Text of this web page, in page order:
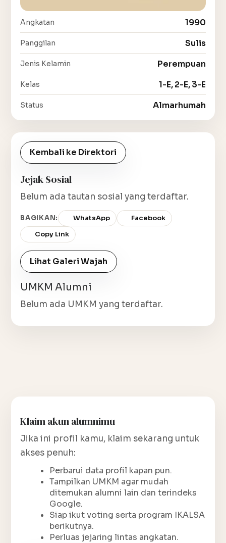
Angkatan 1990
Panggilan Sulis
Jenis Kelamin Perempuan
Kelas 1-E, 2-E, 3-E
Status Almarhumah
Kembali ke Direktori
Jejak Sosial
Belum ada tautan sosial yang terdaftar.
BAGIKAN: WhatsApp
Facebook
Copy Link
Lihat Galeri Wajah
UMKM Alumni
Belum ada UMKM yang terdaftar.
Klaim akun alumnimu
Jika ini profil kamu, klaim sekarang untuk
akses penuh:
Perbarui data profil kapan pun.
Tampilkan UMKM agar mudah
ditemukan alumni lain dan terindeks
Google.
Siap ikut voting serta program IKALSA
berikutnya.
Perluas jejaring lintas angkatan.